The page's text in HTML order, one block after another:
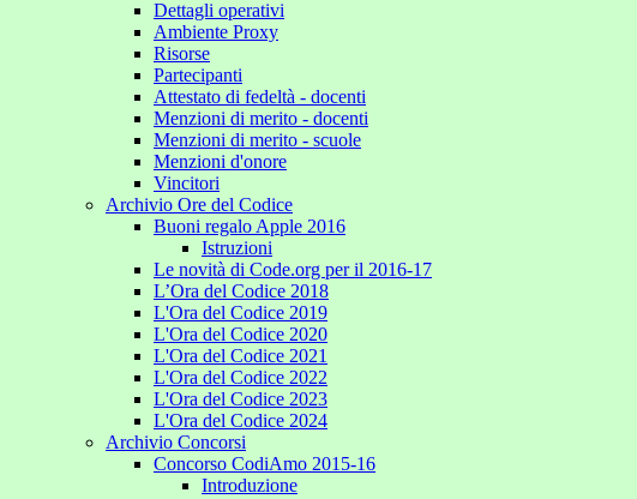
Dettagli operativi
Ambiente Proxy
Risorse
Partecipanti
Attestato di fedeltà - docenti
Menzioni di merito - docenti
Menzioni di merito - scuole
Menzioni d'onore
Vincitori
Archivio Ore del Codice
Buoni regalo Apple 2016
Istruzioni
Le novità di Code.org per il 2016-17
L’Ora del Codice 2018
L'Ora del Codice 2019
L'Ora del Codice 2020
L'Ora del Codice 2021
L'Ora del Codice 2022
L'Ora del Codice 2023
L'Ora del Codice 2024
Archivio Concorsi
Concorso CodiAmo 2015-16
Introduzione